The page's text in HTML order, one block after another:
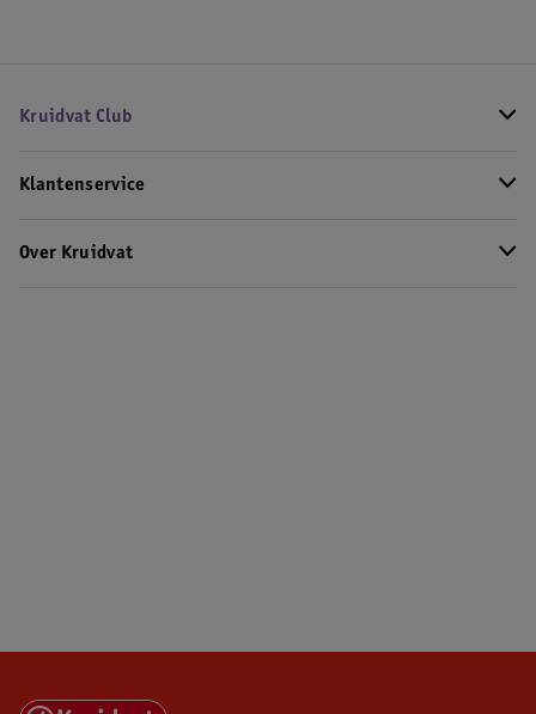
Kruidvat Club
Klantenservice
Over Kruidvat